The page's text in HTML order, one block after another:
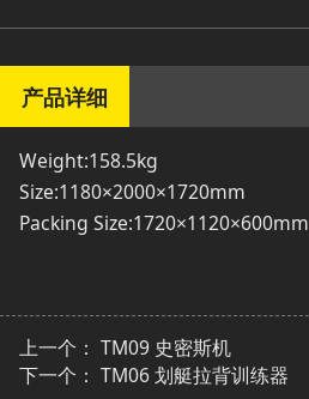
产品详细
Weight:158.5kg
Size:1180×2000×1720mm
Packing Size:1720×1120×600mm
上一个： TM09 史密斯机
下一个： TM06 划艇拉背训练器